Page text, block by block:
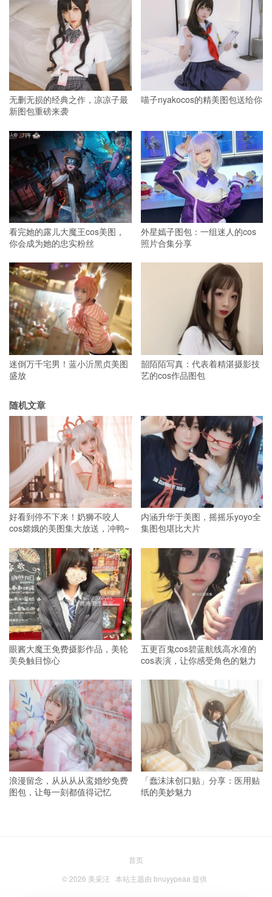
无删无损的经典之作，凉凉子最
新图包重磅来袭
喵子nyakocos的精美图包送给你
看完她的露儿大魔王cos美图，
你会成为她的忠实粉丝
外星嫣子图包：一组迷人的cos
照片合集分享
迷倒万千宅男！蓝小沂黑贞美图
盛放
韶陌陌写真：代表着精湛摄影技
艺的cos作品图包
随机文章
好看到停不下来！奶狮不咬人
cos嫦娥的美图集大放送，冲鸭~
内涵升华于美图，摇摇乐yoyo全
集图包堪比大片
眼酱大魔王免费摄影作品，美轮
美奂触目惊心
五更百鬼cos碧蓝航线高水准的
cos表演，让你感受角色的魅力
浪漫留念，从从从从鸾婚纱免费
图包，让每一刻都值得记忆
「蠢沫沫创口贴」分享：医用贴
纸的美妙魅力
首页
© 2026 美采汪 本站主题由 bnuyypeaa 提供